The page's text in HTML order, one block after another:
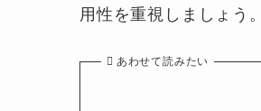
用性を重視しましょう。
あわせて読みたい